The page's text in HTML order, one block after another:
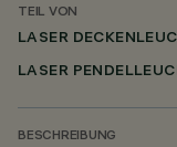
TEIL VON
LASER
LASER
BESCHREIBUNG